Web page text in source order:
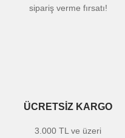
sipariş verme fırsatı!
ÜCRETSİZ KARGO
3.000 TL ve üzeri